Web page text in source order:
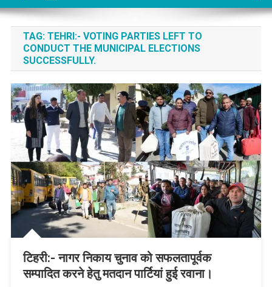
TAG: TEHRI:- VOTING PARTIES LEFT TO
CONDUCT THE MUNICIPAL ELECTIONS
SUCCESSFULLY.
टिहरी:- नागर निकाय चुनाव को सफलतापूर्वक
सम्पादित करने हेतु मतदान पार्टियां हुई रवाना।